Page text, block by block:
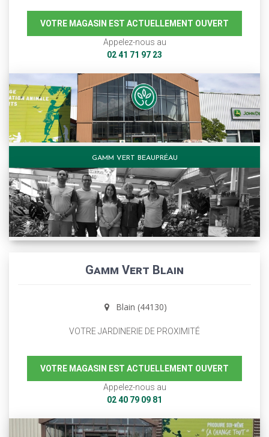
VOTRE MAGASIN EST ACTUELLEMENT OUVERT
Appelez-nous au
02 41 71 97 23
GAMM VERT BEAUPRÉAU
Gamm Vert Blain
Blain (44130)
VOTRE JARDINERIE DE PROXIMITÉ
VOTRE MAGASIN EST ACTUELLEMENT OUVERT
Appelez-nous au
02 40 79 09 81